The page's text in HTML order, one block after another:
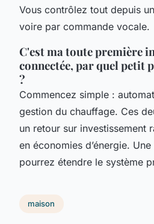
Vous contrôlez tout depuis
voire par commande vocale.
C'est ma toute première
connectée, par quel petit
?
Commencez simple :
gestion du chauffage. Ces
un retour sur investissement
en économies d’énergie.
pourrez étendre le système
maison